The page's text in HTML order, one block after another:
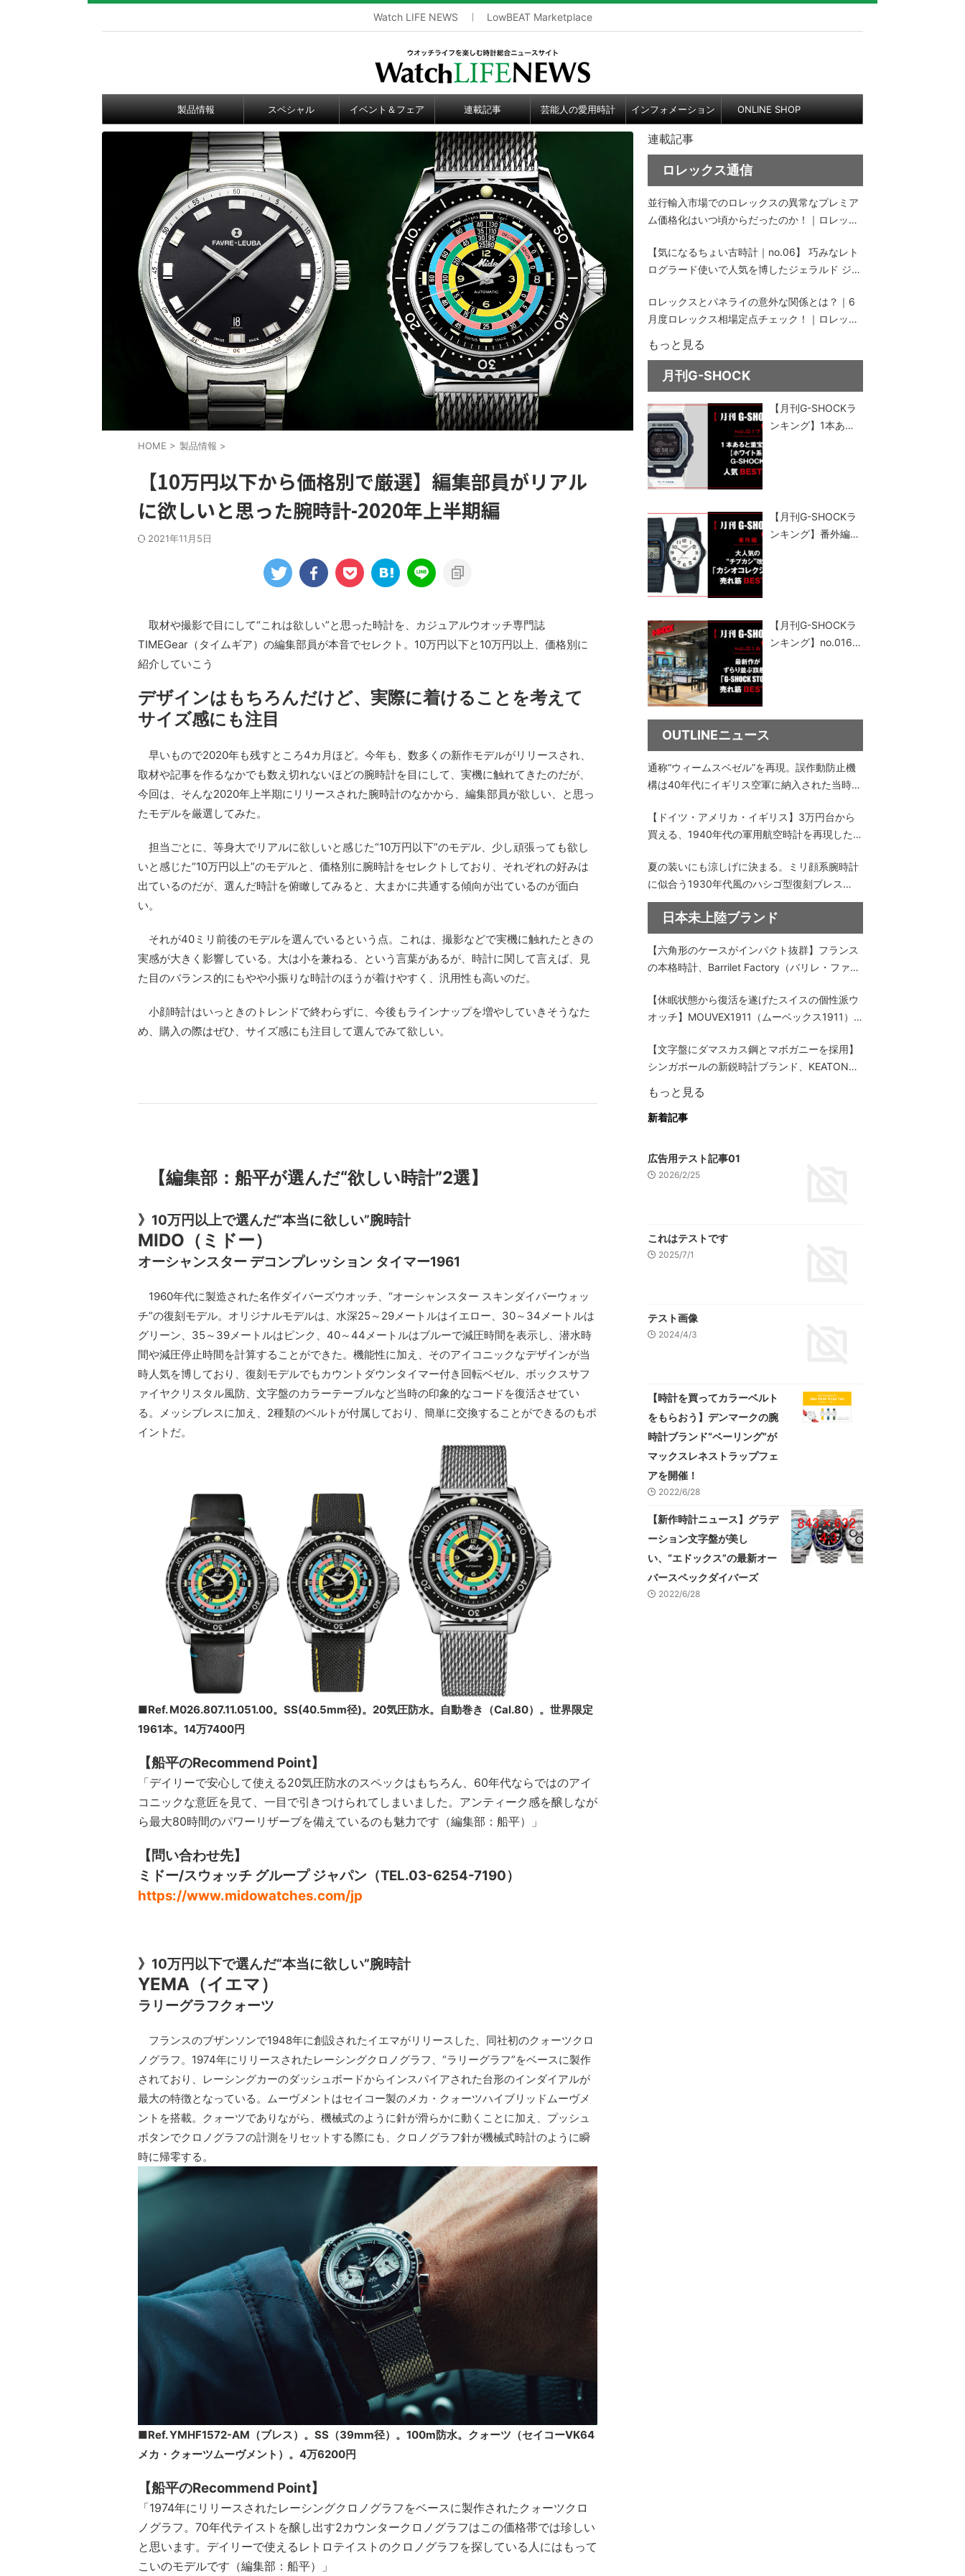
Watch LIFE NEWS LowBEAT Marketplace
製品情報 スペシャル イベント＆フェア 連載記事 芸能人の愛用時計 インフォメーション ONLINE SHOP
HOME > 製品情報 >
【10万円以下から価格別で厳選】編集部員がリアル
に欲しいと思った腕時計-2020年上半期編
2021年11月5日
取材や撮影で目にして“これは欲しい”と思った時計を、カジュアルウオッチ専門誌
TIMEGear（タイムギア）の編集部員が本音でセレクト。10万円以下と10万円以上、価格別に
紹介していこう
デザインはもちろんだけど、実際に着けることを考えて
サイズ感にも注目
早いもので2020年も残すところ4カ月ほど。今年も、数多くの新作モデルがリリースされ、
取材や記事を作るなかでも数え切れないほどの腕時計を目にして、実機に触れてきたのだが、
今回は、そんな2020年上半期にリリースされた腕時計のなかから、編集部員が欲しい、と思っ
たモデルを厳選してみた。
担当ごとに、等身大でリアルに欲しいと感じた“10万円以下”のモデル、少し頑張っても欲し
いと感じた“10万円以上”のモデルと、価格別に腕時計をセレクトしており、それぞれの好みは
出ているのだが、選んだ時計を俯瞰してみると、大まかに共通する傾向が出ているのが面白
い。
それが40ミリ前後のモデルを選んでいるという点。これは、撮影などで実機に触れたときの
実感が大きく影響している。大は小を兼ねる、という言葉があるが、時計に関して言えば、見
た目のバランス的にもやや小振りな時計のほうが着けやすく、汎用性も高いのだ。
小顔時計はいっときのトレンドで終わらずに、今後もラインナップを増やしていきそうなた
め、購入の際はぜひ、サイズ感にも注目して選んでみて欲しい。
【編集部：船平が選んだ“欲しい時計”2選】
》10万円以上で選んだ“本当に欲しい”腕時計
MIDO（ミドー）
オーシャンスター デコンプレッション タイマー1961
1960年代に製造された名作ダイバーズウオッチ、“オーシャンスター スキンダイバーウォッ
チ”の復刻モデル。オリジナルモデルは、水深25～29メートルはイエロー、30～34メートルは
グリーン、35～39メートルはピンク、40～44メートルはブルーで減圧時間を表示し、潜水時
間や減圧停止時間を計算することができた。機能性に加え、そのアイコニックなデザインが当
時人気を博しており、復刻モデルでもカウントダウンタイマー付き回転ベゼル、ボックスサフ
ァイヤクリスタル風防、文字盤のカラーテーブルなど当時の印象的なコードを復活させてい
る。メッシブレスに加え、2種類のベルトが付属しており、簡単に交換することができるのもポ
イントだ。
■Ref. M026.807.11.051.00。SS(40.5mm径)。20気圧防水。自動巻き（Cal.80）。世界限定
1961本。14万7400円
【船平のRecommend Point】
「デイリーで安心して使える20気圧防水のスペックはもちろん、60年代ならではのアイ
コニックな意匠を見て、一目で引きつけられてしまいました。アンティーク感を醸しなが
ら最大80時間のパワーリザーブを備えているのも魅力です（編集部：船平）」
【問い合わせ先】
ミドー/スウォッチ グループ ジャパン（TEL.03-6254-7190）
https://www.midowatches.com/jp
》10万円以下で選んだ“本当に欲しい”腕時計
YEMA（イエマ）
ラリーグラフクォーツ
フランスのブザンソンで1948年に創設されたイエマがリリースした、同社初のクォーツクロ
ノグラフ。1974年にリリースされたレーシングクロノグラフ、“ラリーグラフ”をベースに製作
されており、レーシングカーのダッシュボードからインスパイアされた台形のインダイアルが
最大の特徴となっている。ムーヴメントはセイコー製のメカ・クォーツハイブリッドムーヴメ
ントを搭載。クォーツでありながら、機械式のように針が滑らかに動くことに加え、プッシュ
ボタンでクロノグラフの計測をリセットする際にも、クロノグラフ針が機械式時計のように瞬
時に帰零する。
■Ref. YMHF1572-AM（ブレス）。SS（39mm径）。100m防水。クォーツ（セイコーVK64
メカ・クォーツムーヴメント）。4万6200円
【船平のRecommend Point】
「1974年にリリースされたレーシングクロノグラフをベースに製作されたクォーツクロ
ノグラフ。70年代テイストを醸し出す2カウンタークロノグラフはこの価格帯では珍しい
と思います。デイリーで使えるレトロテイストのクロノグラフを探している人にはもって
こいのモデルです（編集部：船平）」
連載記事
ロレックス通信
並行輸入市場でのロレックスの異常なプレミア
ム価格化はいつ頃からだったのか！｜ロレック
【気になるちょい古時計｜no.06】 巧みなレト
ログラード使いで人気を博したジェラルド ジェ
リ！
ロレックスとパネライの意外な関係とは？｜6
月度ロレックス相場定点チェック！｜ロレック
もっと見る
月刊G-SHOCK
【月刊G-SHOCKラ
ンキング】1本ある
【月刊G-SHOCKラ
ンキング】番外編｜
【月刊G-SHOCKラ
ンキング】no.016｜
OUTLINEニュース
通称“ウィームスベゼル”を再現。誤作動防止機
構は40年代にイギリス空軍に納入された当時の
【ドイツ・アメリカ・イギリス】3万円台から
買える、1940年代の軍用航空時計を再現した3
夏の装いにも涼しげに決まる。ミリ顔系腕時計
に似合う1930年代風のハシゴ型復刻ブレス
【OUTLINEニュース no.33】
日本未上陸ブランド
【六角形のケースがインパクト抜群】フランス
の本格時計、Barrilet Factory（バリレ・ファク
【休眠状態から復活を遂げたスイスの個性派ウ
オッチ】MOUVEX1911（ムーベックス1911）
【文字盤にダマスカス鋼とマボガニーを採用】
シンガポールの新鋭時計ブランド、KEATON
もっと見る
新着記事
広告用テスト記事01
2026/2/25
これはテストです
2025/7/1
テスト画像
2024/4/3
【時計を買ってカラーベルト
をもらおう】デンマークの腕
時計ブランド“ベーリング”が
マックスレネストラップフェ
アを開催！
2022/6/28
【新作時計ニュース】グラデ
ーション文字盤が美し
い、“エドックス”の最新オー
バースペックダイバーズ
2022/6/28